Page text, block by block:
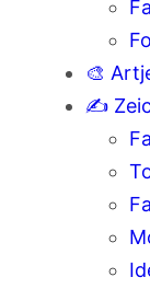
🎨
✍️